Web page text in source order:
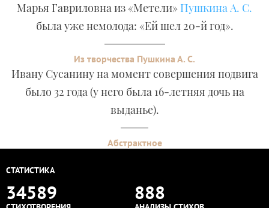
Марья Гавриловна из «Метели» Пушкина А. С.
была уже немолода: «Ей шел 20-й год».
Из творчества Пушкина А. С.
Ивану Сусанину на момент совершения подвига
было 32 года (у него была 16-летняя дочь на
выданье).
Абстрактное
СТАТИСТИКА
34589 888